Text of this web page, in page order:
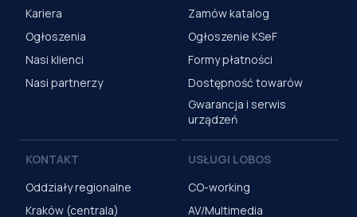
Kariera
Ogłoszenia
Nasi klienci
Nasi partnerzy
Zamów katalog
Ogłoszenie KSeF
Formy płatności
Dostępność towarów
Gwarancja i serwis
urządzeń
KONTAKT
Oddziały regionalne
Kraków (centrala)
USŁUGI LOBOS
CO-working
AV/Multimedia